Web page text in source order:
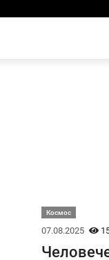
Космос
07.08.2025